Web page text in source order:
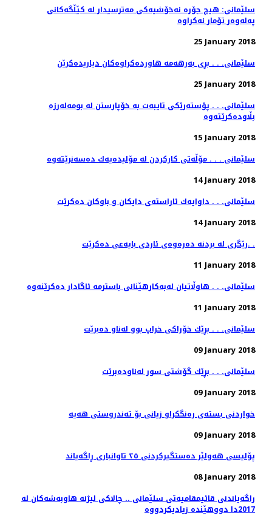
سلێمانی: هیچ جۆره‌ نه‌خۆشیه‌كی مه‌ترسیدار له‌ كێڵگه‌كانی
25 January 2018
سلێمانی. . . بڕی به‌رهه‌مه‌ هاورده‌كراوه‌كان دیاریده‌كرێن
25 January 2018
سلێمانی. . . پۆسته‌رێكی تایبه‌ت به‌ خۆپارستن له‌ بومه‌له‌رزه‌
15 January 2018
سلێمانی . . . مۆڵەتی كاركردن لە مۆلیدەیەك دەسەنرێتەوە
14 January 2018
سلێمانی. . . داوایه‌ك ئاراسته‌ی دایكان و باوكان ده‌كرێت
14 January 2018
رێگری له‌ بردنه‌ ده‌ره‌وه‌ی ئاردی بایه‌عی ده‌كرێت. .
11 January 2018
11 January 2018
سلێمانی. . . بڕێك خۆراكی خراپ بوو له‌ناو ده‌برێت
09 January 2018
سلێمانی. . . بڕێك گۆشتی سور له‌ناوده‌برێت
09 January 2018
09 January 2018
پۆلیسی هەولێر دەستگیركردنی ٢٥ تاوانباری ڕاگەیاند
08 January 2018
راگه‌یاندنی قائیمقامیه‌تی سلێمانی .. چالاكی لیژنه‌ هاوبه‌شه‌كان له‌